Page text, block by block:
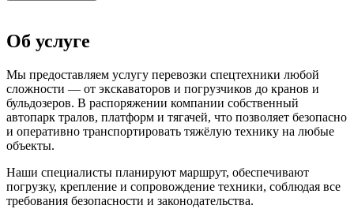
Об услуге
Мы предоставляем услугу перевозки спецтехники любой
сложности — от экскаваторов и погрузчиков до кранов и
бульдозеров. В распоряжении компании собственный
автопарк тралов, платформ и тягачей, что позволяет безопасно
и оперативно транспортировать тяжёлую технику на любые
объекты.
Наши специалисты планируют маршрут, обеспечивают
погрузку, крепление и сопровождение техники, соблюдая все
требования безопасности и законодательства.